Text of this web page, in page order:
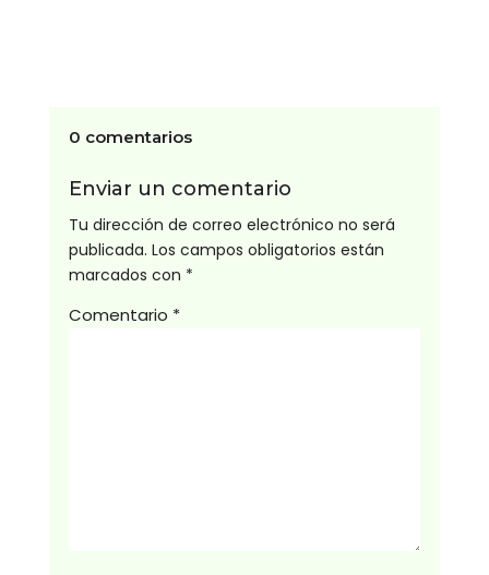
0 comentarios
Enviar un comentario
Tu dirección de correo electrónico no será
publicada. Los campos obligatorios están
marcados con *
Comentario *